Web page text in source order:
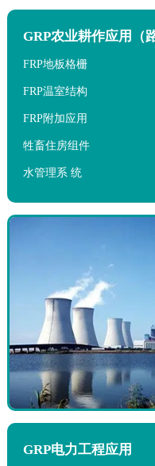
GRP农业耕作应用（
FRP地板格栅
FRP温室结构
FRP附加应用
牲畜住房组件
水管理系 统
GRP电力工程应用